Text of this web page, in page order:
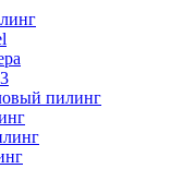
пилинг